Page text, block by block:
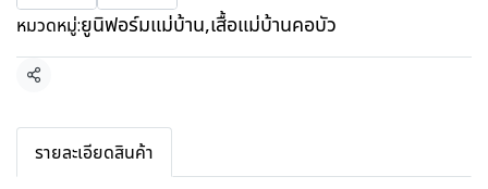
หมวดหมู่:ยูนิฟอร์มแม่บ้าน,เสื้อแม่บ้านคอบัว
แชร์
รายละเอียดสินค้า